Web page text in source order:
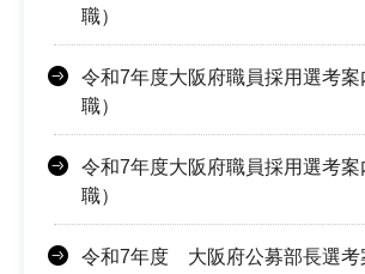
職）
令和7年度大阪府職員採用選考
職）
令和7年度大阪府職員採用選考案
職）
令和7年度 大阪府公募部長選考